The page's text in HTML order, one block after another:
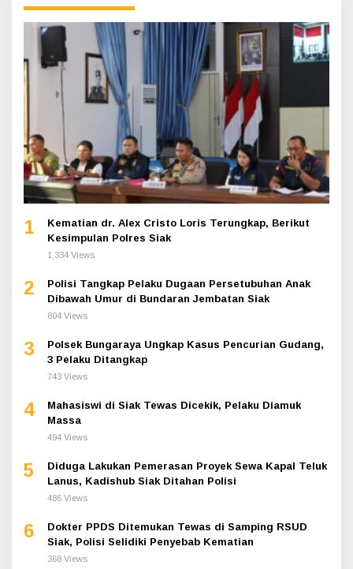
1
Kematian dr. Alex Cristo Loris Terungkap, Berikut
Kesimpulan Polres Siak
1,334 Views
2
Polisi Tangkap Pelaku Dugaan Persetubuhan Anak
Dibawah Umur di Bundaran Jembatan Siak
804 Views
3
Polsek Bungaraya Ungkap Kasus Pencurian Gudang,
3 Pelaku Ditangkap
743 Views
4
Mahasiswi di Siak Tewas Dicekik, Pelaku Diamuk
Massa
494 Views
5
Diduga Lakukan Pemerasan Proyek Sewa Kapal Teluk
Lanus, Kadishub Siak Ditahan Polisi
486 Views
6
Dokter PPDS Ditemukan Tewas di Samping RSUD
Siak, Polisi Selidiki Penyebab Kematian
368 Views